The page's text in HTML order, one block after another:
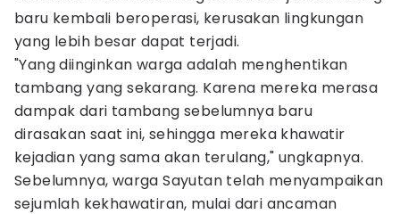
baru kembali beroperasi, kerusakan lingkungan
yang lebih besar dapat terjadi.
"Yang diinginkan warga adalah menghentikan
tambang yang sekarang. Karena mereka merasa
dampak dari tambang sebelumnya baru
dirasakan saat ini, sehingga mereka khawatir
kejadian yang sama akan terulang," ungkapnya.
Sebelumnya, warga Sayutan telah menyampaikan
sejumlah kekhawatiran, mulai dari ancaman